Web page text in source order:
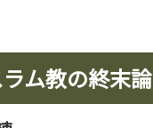
ム教の終末論